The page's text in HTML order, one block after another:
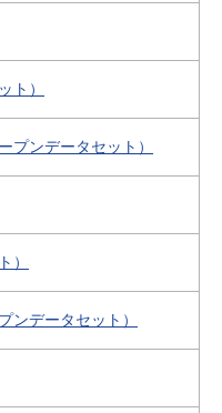
ト）
プンデータセット）
）
ンデータセット）